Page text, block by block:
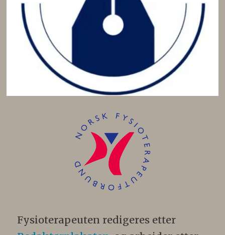
Fysioterapeuten redigeres etter